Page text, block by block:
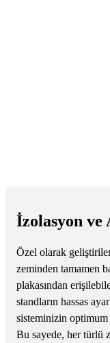
İzolasyon ve
Özel olarak
zeminden tamamen
plakasından
standların hassas
sisteminizin optimum
Bu sayede, her türlü